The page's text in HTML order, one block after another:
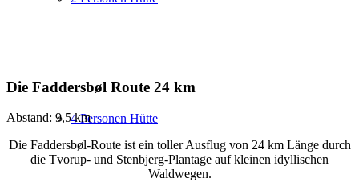
4 Personen Hütte
Die Faddersbøl Route 24 km
Abstand: 9,5 km
Die Faddersbøl-Route ist ein toller Ausflug von 24 km Länge durch
die Tvorup- und Stenbjerg-Plantage auf kleinen idyllischen
Waldwegen.